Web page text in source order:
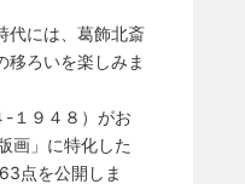
代には、葛飾北斎
移ろいを楽しみま
-１９４８）がお
画」に特化した
点を公開しま